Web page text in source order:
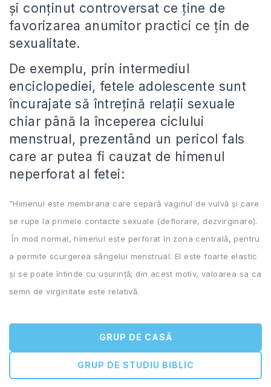
și conținut controversat ce ține de
favorizarea anumitor practici ce țin de
sexualitate.
De exemplu, prin intermediul
enciclopediei, fetele adolescente sunt
încurajate să întrețină relații sexuale
chiar până la începerea ciclului
menstrual, prezentând un pericol fals
care ar putea fi cauzat de himenul
neperforat al fetei:
”Himenul este membrana care separă vaginul de vulvă și care
se rupe la primele contacte sexuale (deflorare, dezvirginare).
În mod normal, himenul este perforat în zona centrală, pentru
a permite scurgerea sângelui menstrual. El este foarte elastic
și se poate întinde cu ușurință; din acest motiv, valoarea sa ca
semn de virginitate este relativă.
GRUP DE CASĂ
GRUP DE STUDIU BIBLIC